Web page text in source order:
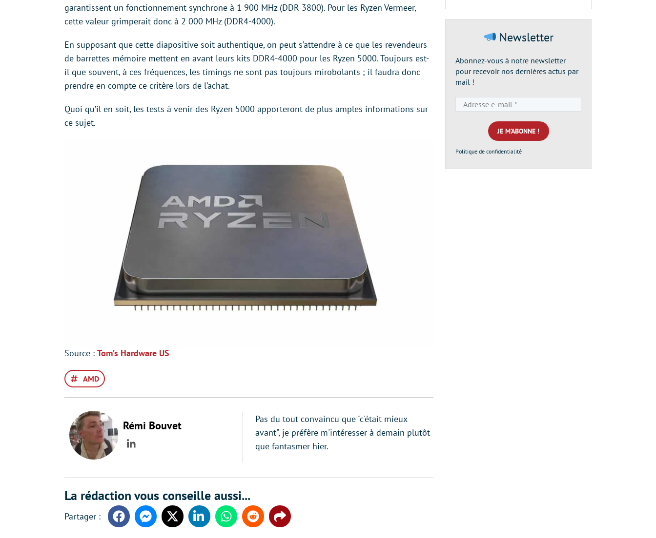
garantissent un fonctionnement synchrone à 1 900 MHz (DDR-3800). Pour les Ryzen Vermeer,
cette valeur grimperait donc à 2 000 MHz (DDR4-4000).
En supposant que cette diapositive soit authentique, on peut s’attendre à ce que les revendeurs
de barrettes mémoire mettent en avant leurs kits DDR4-4000 pour les Ryzen 5000. Toujours est-
il que souvent, à ces fréquences, les timings ne sont pas toujours mirobolants ; il faudra donc
prendre en compte ce critère lors de l’achat.
Quoi qu’il en soit, les tests à venir des Ryzen 5000 apporteront de plus amples informations sur
ce sujet.
Source : Tom’s Hardware US
AMD
Rémi Bouvet
LinkedIn
Pas du tout convaincu que "c'était mieux
avant", je préfère m'intéresser à demain plutôt
que fantasmer hier.
La rédaction vous conseille aussi...
FacebookMessengerTwitter LinkedinWhatsappReddit Share
Newsletter
Abonnez-vous à notre newsletter
pour recevoir nos dernières actus par
mail !
e-
mail
*
Politique de confidentialité